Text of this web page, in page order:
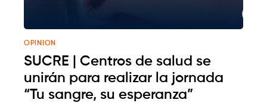
OPINION
SUCRE | Centros de salud se
unirán para realizar la jornada
“Tu sangre, su esperanza”